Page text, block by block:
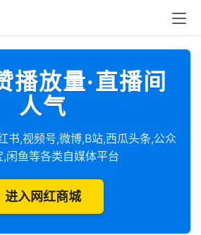
播放量·直播间
人气
书,视频号,微博,B站,西瓜头条,公众
,闲鱼等各类自媒体平台
进入网红商城